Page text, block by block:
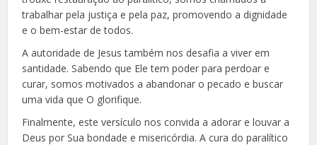
trabalhar pela justiça e pela paz, promovendo a dignidade
e o bem-estar de todos.
A autoridade de Jesus também nos desafia a viver em
santidade. Sabendo que Ele tem poder para perdoar e
curar, somos motivados a abandonar o pecado e buscar
uma vida que O glorifique.
Finalmente, este versículo nos convida a adorar e louvar a
Deus por Sua bondade e misericórdia. A cura do paralítico